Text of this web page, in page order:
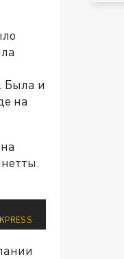
Была и
на